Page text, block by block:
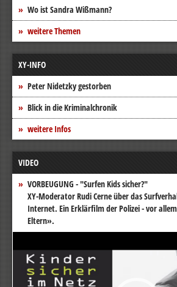
Wo ist Sandra Wißmann?
weitere Themen
XY-INFO
Peter Nidetzky gestorben
Blick in die Kriminalchronik
weitere Infos
VIDEO
VORBEUGUNG - "Surfen Kids sicher?"
XY-Moderator Rudi Cerne über das
Internet. Ein Erklärfilm der Polizei - vor
Eltern».
Video-